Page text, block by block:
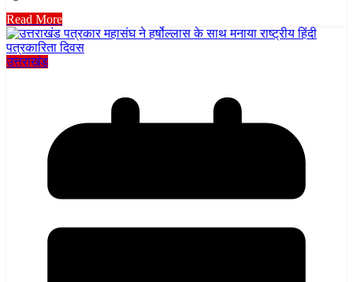
Read More
उत्तराखंड